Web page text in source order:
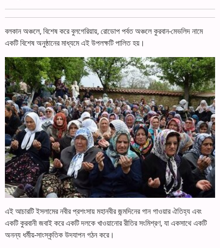
বলকান অঞ্চলে, বিশেষ করে বুলগেরিয়ায়, রোডোপ পর্বত অঞ্চলে কুরবান-মেভলিদ নামে
একটি বিশেষ অনুষ্ঠানের মাধ্যমে এই উপলক্ষটি পালিত হয়।
এই আচারটি ইসলামের নবীর প্রশংসায় মহানবীর জন্মদিনের গান গাওয়ার ঐতিহ্য এবং
একটি কুরবানী জবাই করে একটি দলকে খাওয়ানোর রীতির সংমিশ্রণ, যা একসাথে একটি
অনন্য ধর্মীয়-সাংস্কৃতিক উদযাপন গঠন করে।